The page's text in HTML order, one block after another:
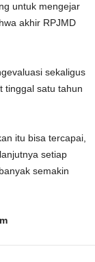
untuk mengejar
akhir RPJMD
sekaligus
tinggal satu tahun
itu bisa tercapai,
setiap
semakin